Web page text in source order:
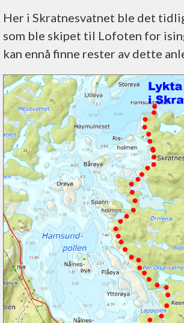
Her i Skratnesvatnet ble det
som ble skipet til Lofoten for
kan ennå finne rester av dette